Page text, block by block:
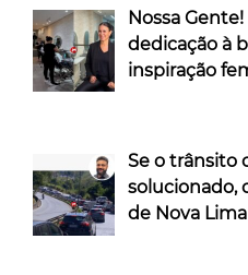
Nossa Gente!
dedicação à
inspiração
Se o trânsito
solucionado,
de Nova